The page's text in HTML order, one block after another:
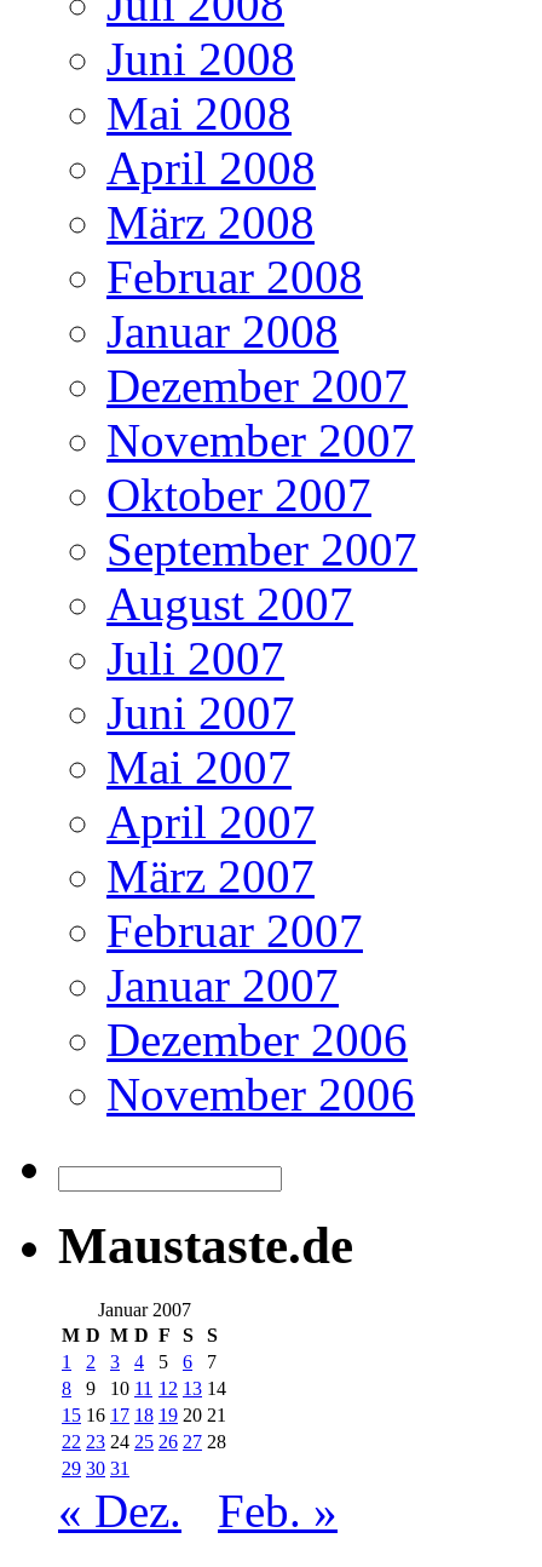
Juni 2008
Mai 2008
April 2008
März 2008
Februar 2008
Januar 2008
Dezember 2007
November 2007
Oktober 2007
September 2007
August 2007
Juli 2007
Juni 2007
Mai 2007
April 2007
März 2007
Februar 2007
Januar 2007
Dezember 2006
November 2006
Maustaste.de
Januar 2007
M D M D F S
S
1
2 3 4 5 6
7
8
9 10 11 12 13 14
15 16 17 18 19 20 21
22 23 24 25 26 27 28
29 30 31
« Dez. Feb. »